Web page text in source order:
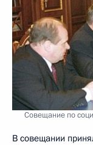
Совещание по
В совещании